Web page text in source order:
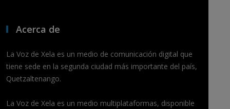
Acerca de
La Voz de Xela es un medio de comunicación digital que
tiene sede en la segunda ciudad más importante del país,
Quetzaltenango.
La Voz de Xela es un medio multiplataformas, disponible